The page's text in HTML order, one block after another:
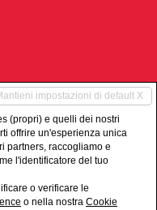
impostazioni di default X
(propri) e quelli dei nostri
offrire un'esperienza unica
partners, raccogliamo e
l'identificatore del tuo
o verificare le
o nella nostra Cookie